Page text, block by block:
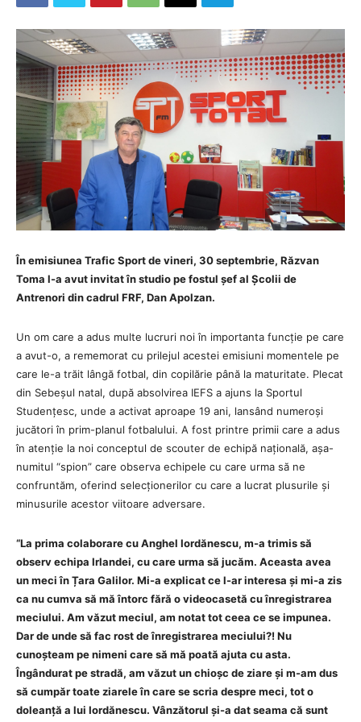
În emisiunea Trafic Sport de vineri, 30 septembrie, Răzvan
Toma l-a avut invitat în studio pe fostul șef al Școlii de
Antrenori din cadrul FRF, Dan Apolzan.
Un om care a adus multe lucruri noi în importanta funcție pe care
a avut-o, a rememorat cu prilejul acestei emisiuni momentele pe
care le-a trăit lângă fotbal, din copilărie până la maturitate. Plecat
din Sebeșul natal, după absolvirea IEFS a ajuns la Sportul
Studențesc, unde a activat aproape 19 ani, lansând numeroși
jucători în prim-planul fotbalului. A fost printre primii care a adus
în atenție la noi conceptul de scouter de echipă națională, așa-
numitul “spion” care observa echipele cu care urma să ne
confruntăm, oferind selecționerilor cu care a lucrat plusurile și
minusurile acestor viitoare adversare.
“La prima colaborare cu Anghel Iordănescu, m-a trimis să
observ echipa Irlandei, cu care urma să jucăm. Aceasta avea
un meci în Țara Galilor. Mi-a explicat ce l-ar interesa și mi-a zis
ca nu cumva să mă întorc fără o videocasetă cu înregistrarea
meciului. Am văzut meciul, am notat tot ceea ce se impunea.
Dar de unde să fac rost de înregistrarea meciului?! Nu
cunoșteam pe nimeni care să mă poată ajuta cu asta.
Îngândurat pe stradă, am văzut un chioșc de ziare și m-am dus
să cumpăr toate ziarele în care se scria despre meci, tot o
doleanță a lui Iordănescu. Vânzătorul și-a dat seama că sunt